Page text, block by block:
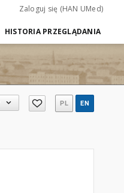
Zaloguj się (HAN UMed)
HISTORIA PRZEGLĄDANIA
PL EN